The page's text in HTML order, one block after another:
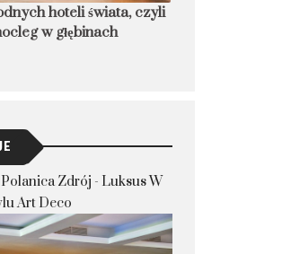
hoteli świata, czyli
w głębinach
Zdrój - Luksus W
Art Deco